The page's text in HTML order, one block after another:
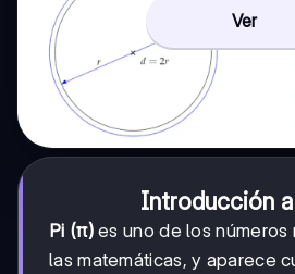
Ver
Introducción
Pi (π)es uno de los números
las matemáticas, y aparece